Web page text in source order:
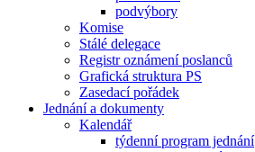
podvýbory
Komise
Stálé delegace
Registr oznámení poslanců
Grafická struktura PS
Zasedací pořádek
Jednání a dokumenty
Kalendář
týdenní program jednání